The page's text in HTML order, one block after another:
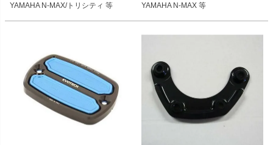
YAMAHA N-MAX/トリシティ 等 YAMAHA N-MAX 等